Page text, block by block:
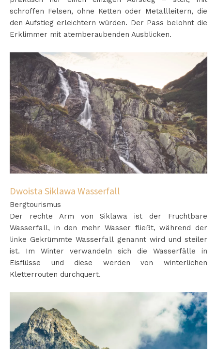
schroffen Felsen, ohne Ketten oder Metallleitern, die
den Aufstieg erleichtern würden. Der Pass belohnt die
Erklimmer mit atemberaubenden Ausblicken.
Dwoista Siklawa Wasserfall
Bergtourismus
Der rechte Arm von Siklawa ist der Fruchtbare
Wasserfall, in den mehr Wasser fließt, während der
linke Gekrümmte Wasserfall genannt wird und steiler
ist. Im Winter verwandeln sich die Wasserfälle in
Eisflüsse und diese werden von winterlichen
Kletterrouten durchquert.